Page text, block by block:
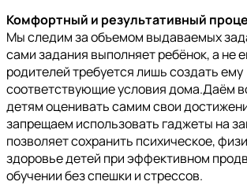
Комфортный и результативный
Мы следим за объемом выдаваемых
сами задания выполняет ребёнок, а не
родителей требуется лишь создать ему
соответствующие условия дома.Даём
детям оценивать самим свои
запрещаем использовать гаджеты на
позволяет сохранить психическое,
здоровье детей при эффективном
обучении без спешки и стрессов.